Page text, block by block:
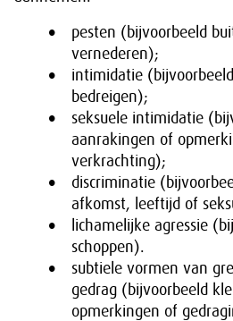
pesten (bijvoorbeeld
vernederen);
intimidatie
bedreigen);
seksuele intimidatie
aanrakingen of
verkrachting);
discriminatie
afkomst, leeftijd of
lichamelijke agressie
schoppen).
subtiele vormen van
gedrag (bijvoorbeeld
opmerkingen of